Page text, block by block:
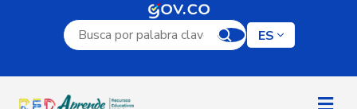
Campo de búsqueda por palabra clave
ES